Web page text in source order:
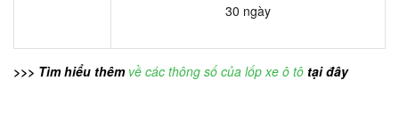
30 ngày
>>> Tìm hiểu thêm về các thông số của lốp xe ô tô tại đây